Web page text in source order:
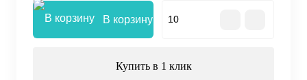
В корзину
Купить в 1 клик